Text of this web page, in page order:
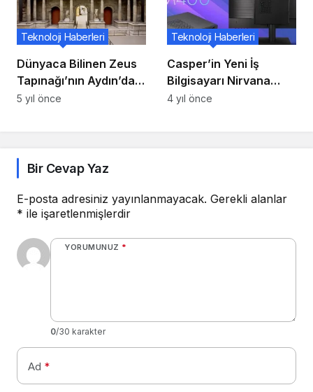
Dünyaca Bilinen Zeus
Tapınağı’nın Aydın’da
Giriş Kapısı Bulundu
Teknoloji Haberleri
5 yıl önce
Casper’in Yeni İş
Bilgisayarı Nirvana
M400 Satışa Çıktı
Teknoloji Haberleri
4 yıl önce
Bir Cevap Yaz
E-posta adresiniz yayınlanmayacak. Gerekli alanlar
* ile işaretlenmişlerdir
YORUMUNUZ *
0/30 karakter
Ad *